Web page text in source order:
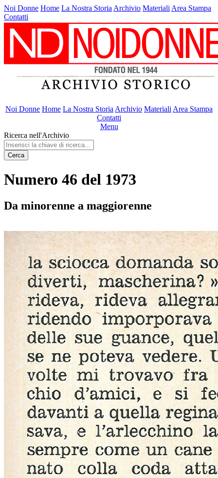
Noi Donne Home La Nostra Storia Archivio Materiali Area Stampa
Contatti
Noi Donne Home La Nostra Storia Archivio Materiali Area Stampa
Contatti
Menu
Ricerca nell'Archivio
Cerca
Numero 46 del 1973
Da minorenne a maggiorenne